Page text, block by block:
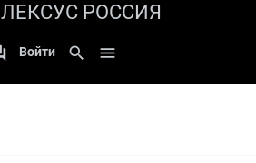
РОССИЯ
Войти search 